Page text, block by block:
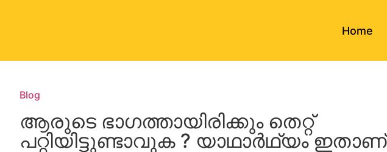
Home
Blog
ആരുടെ ഭാഗത്തായിരിക്കും തെറ്റ്
പറ്റിയിട്ടുണ്ടാവുക ? യാഥാർഥ്യം ഇതാണ്